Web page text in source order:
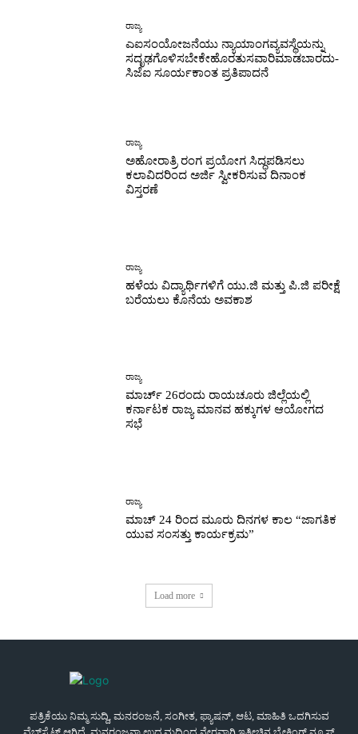
ರಾಜ್ಯ
ಎಐಸಂಯೋಜನೆಯು ನ್ಯಾಯಾಂಗವ್ಯವಸ್ಥೆಯನ್ನು
ಸದೃಢಗೊಳಿಸಬೇಕೇಹೊರತುಸವಾರಿಮಾಡಬಾರದು-
ಸಿಜೆಐ ಸೂರ್ಯಕಾಂತ ಪ್ರತಿಪಾದನೆ
ರಾಜ್ಯ
ಅಹೋರಾತ್ರಿ ರಂಗ ಪ್ರಯೋಗ ಸಿದ್ಧಪಡಿಸಲು
ಕಲಾವಿದರಿಂದ ಅರ್ಜಿ ಸ್ವೀಕರಿಸುವ ದಿನಾಂಕ
ವಿಸ್ತರಣೆ
ರಾಜ್ಯ
ಹಳೆಯ ವಿದ್ಯಾರ್ಥಿಗಳಿಗೆ ಯು.ಜಿ ಮತ್ತು ಪಿ.ಜಿ ಪರೀಕ್ಷೆ
ಬರೆಯಲು ಕೊನೆಯ ಅವಕಾಶ
ರಾಜ್ಯ
ಮಾರ್ಚ್ 26ರಂದು ರಾಯಚೂರು ಜಿಲ್ಲೆಯಲ್ಲಿ
ಕರ್ನಾಟಕ ರಾಜ್ಯ ಮಾನವ ಹಕ್ಕುಗಳ ಆಯೋಗದ
ಸಭೆ
ರಾಜ್ಯ
ಮಾಚ್ 24 ರಿಂದ ಮೂರು ದಿನಗಳ ಕಾಲ “ಜಾಗತಿಕ
ಯುವ ಸಂಸತ್ತು ಕಾರ್ಯಕ್ರಮ”
Load more
ಪತ್ರಿಕೆಯು ನಿಮ್ಮ ಸುದ್ದಿ, ಮನರಂಜನೆ, ಸಂಗೀತ, ಫ್ಯಾಷನ್, ಆಟ, ಮಾಹಿತಿ ಒದಗಿಸುವ